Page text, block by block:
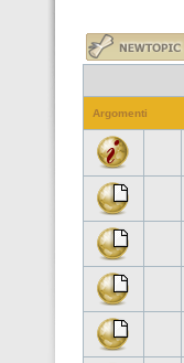
Argomenti